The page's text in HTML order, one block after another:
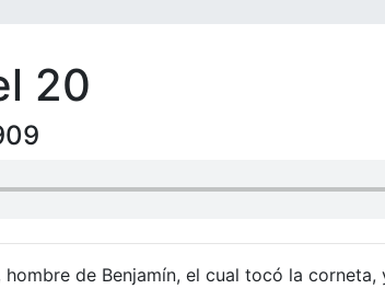
20
de Benjamín, el cual tocó la corneta,